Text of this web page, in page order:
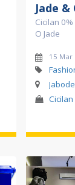
Jade &
Cicilan
O Jade
15 Mar
Cicilan